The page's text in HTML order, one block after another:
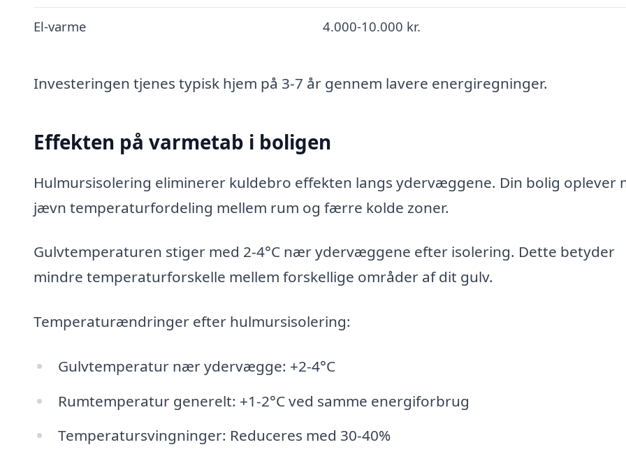
El-varme 4.000-10.000 kr.
Investeringen tjenes typisk hjem på 3-7 år gennem lavere energiregninger.
Effekten på varmetab i boligen
Hulmursisolering eliminerer kuldebro effekten langs ydervæggene. Din bolig oplever
jævn temperaturfordeling mellem rum og færre kolde zoner.
Gulvtemperaturen stiger med 2-4°C nær ydervæggene efter isolering. Dette betyder
mindre temperaturforskelle mellem forskellige områder af dit gulv.
Temperaturændringer efter hulmursisolering:
Gulvtemperatur nær ydervægge: +2-4°C
Rumtemperatur generelt: +1-2°C ved samme energiforbrug
Temperatursvingninger: Reduceres med 30-40%